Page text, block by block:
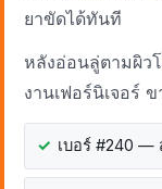
ยาขัดได้ทันที
หลังอ่อนลู่ตามผิว
งานเฟอร์นิเจอร์
เบอร์ #240 —